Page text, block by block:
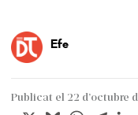
Efe
Publicat el 22 d’octubre